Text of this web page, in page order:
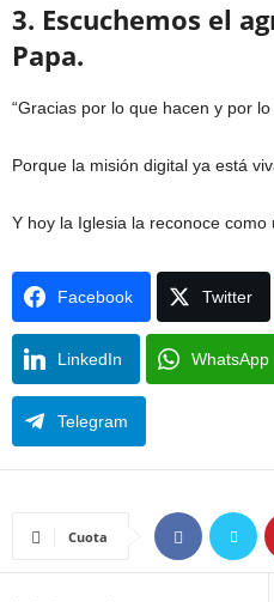
3. Escuchemos el
Papa.
“Gracias por lo que hacen y por
Porque la misión digital ya está
Y hoy la Iglesia la reconoce como
Facebook Twitter
LinkedIn WhatsApp
Telegram
Cuota